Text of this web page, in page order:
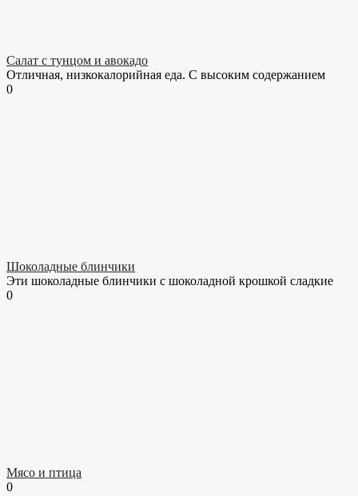
Салат с тунцом и авокадо
Отличная, низкокалорийная еда. С высоким содержанием
0
Шоколадные блинчики
Эти шоколадные блинчики с шоколадной крошкой сладкие
0
Мясо и птица
0